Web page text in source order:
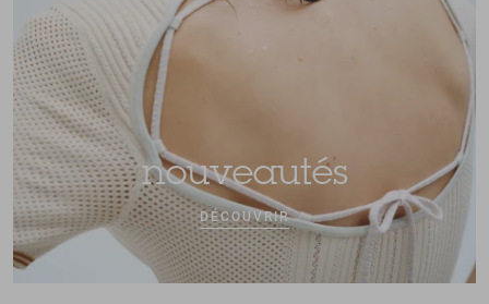
nouveautés
DÉCOUVRIR